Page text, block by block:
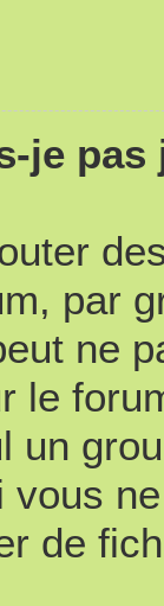
je
par
ne
le
un
vous
de